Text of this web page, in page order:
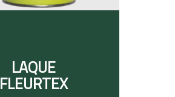
LAQUE
FLEURTEX